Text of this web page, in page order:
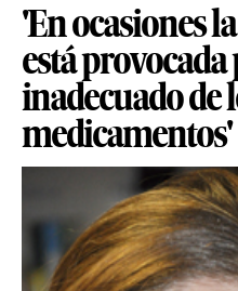
'En ocasiones
está
inadecuado de
medicamentos'